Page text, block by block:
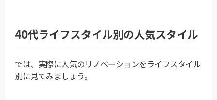
40代ライフスタイル別の人気スタイル
では、実際に人気のリノベーションをライフスタイル
別に見てみましょう。